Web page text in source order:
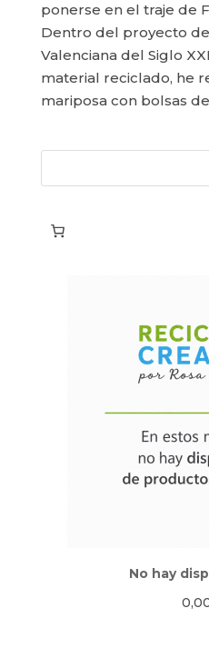
ponerse en el traje de
Dentro del proyecto
Valenciana del Siglo
material reciclado, he
mariposa con bolsas
No hay